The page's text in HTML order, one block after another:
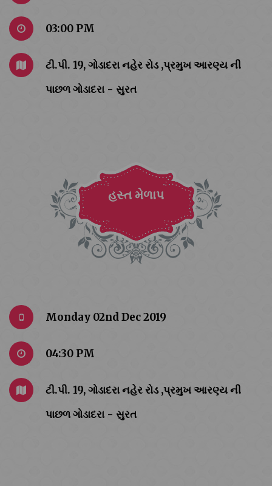
03:00 PM
ટી.પી. 19, ગોડાદરા નહેર રોડ ,પ્રમુખ આરણ્ય ની
પાછળ ગોડાદરા - સુરત
હસ્ત મેળાપ
Monday 02nd Dec 2019
04:30 PM
ટી.પી. 19, ગોડાદરા નહેર રોડ ,પ્રમુખ આરણ્ય ની
પાછળ ગોડાદરા - સુરત